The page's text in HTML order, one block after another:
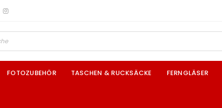
FOTOZUBEHÖR TASCHEN & RUCKSÄCKE FERNGLÄSER